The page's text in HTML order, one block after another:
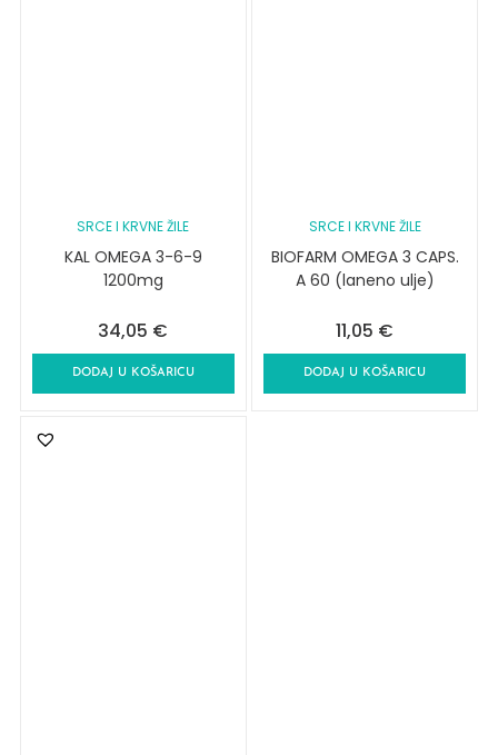
SRCE I KRVNE ŽILE
KAL OMEGA 3-6-9
1200mg
34,05 €
DODAJ U KOŠARICU
SRCE I KRVNE ŽILE
BIOFARM OMEGA 3 CAPS.
A 60 (laneno ulje)
11,05 €
DODAJ U KOŠARICU